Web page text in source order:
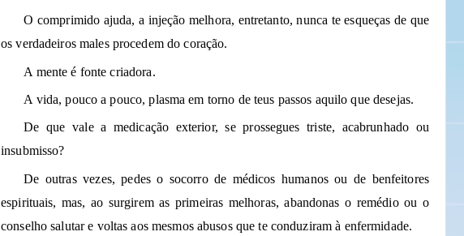
O comprimido ajuda, a injeção melhora, entretanto, nunca te esqueças de que
os verdadeiros males procedem do coração.
A mente é fonte criadora.
A vida, pouco a pouco, plasma em torno de teus passos aquilo que desejas.
De que vale a medicação exterior, se prossegues triste, acabrunhado ou
insubmisso?
De outras vezes, pedes o socorro de médicos humanos ou de benfeitores
espirituais, mas, ao surgirem as primeiras melhoras, abandonas o remédio ou o
conselho salutar e voltas aos mesmos abusos que te conduziram à enfermidade.